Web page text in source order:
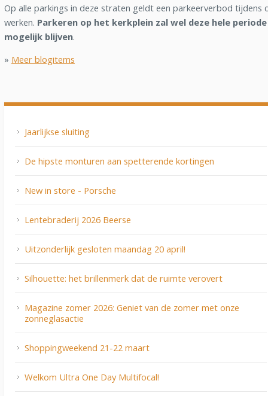
Op alle parkings in deze straten geldt een parkeerverbod tijdens
werken. Parkeren op het kerkplein zal wel deze hele periode
mogelijk blijven.
» Meer blogitems
Jaarlijkse sluiting
De hipste monturen aan spetterende kortingen
New in store - Porsche
Lentebraderij 2026 Beerse
Uitzonderlijk gesloten maandag 20 april!
Silhouette: het brillenmerk dat de ruimte verovert
Magazine zomer 2026: Geniet van de zomer met onze
zonneglasactie
Shoppingweekend 21-22 maart
Welkom Ultra One Day Multifocal!